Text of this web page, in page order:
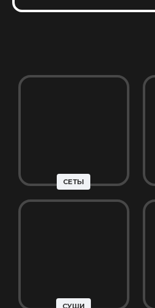
СЕТЫ
СУШИ